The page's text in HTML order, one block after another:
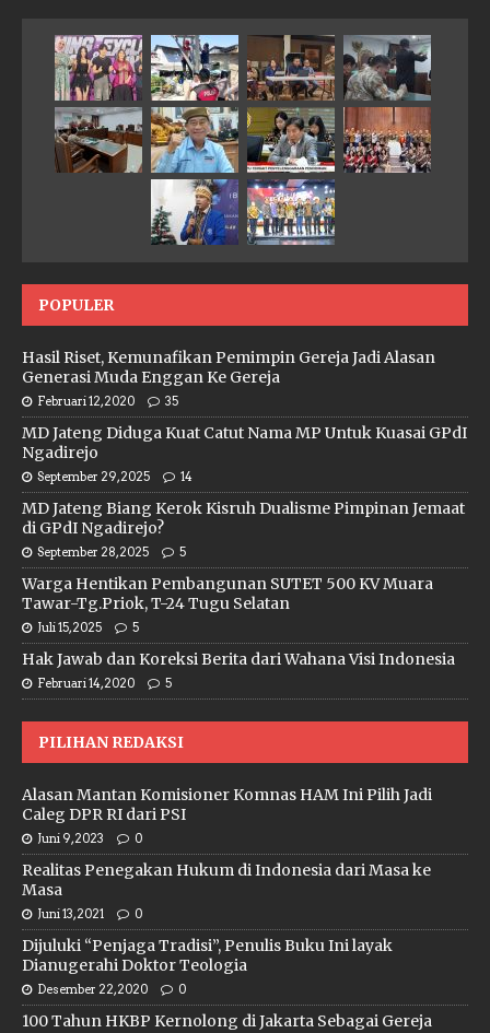
POPULER
Hasil Riset, Kemunafikan Pemimpin Gereja Jadi Alasan
Generasi Muda Enggan Ke Gereja
Februari 12, 2020 35
MD Jateng Diduga Kuat Catut Nama MP Untuk Kuasai GPdI
Ngadirejo
September 29, 2025 14
MD Jateng Biang Kerok Kisruh Dualisme Pimpinan Jemaat
di GPdI Ngadirejo?
September 28, 2025 5
Warga Hentikan Pembangunan SUTET 500 KV Muara
Tawar-Tg.Priok, T-24 Tugu Selatan
Juli 15, 2025 5
Hak Jawab dan Koreksi Berita dari Wahana Visi Indonesia
Februari 14, 2020 5
PILIHAN REDAKSI
Alasan Mantan Komisioner Komnas HAM Ini Pilih Jadi
Caleg DPR RI dari PSI
Juni 9, 2023 0
Realitas Penegakan Hukum di Indonesia dari Masa ke
Masa
Juni 13, 2021 0
Dijuluki “Penjaga Tradisi”, Penulis Buku Ini layak
Dianugerahi Doktor Teologia
Desember 22, 2020 0
100 Tahun HKBP Kernolong di Jakarta Sebagai Gereja